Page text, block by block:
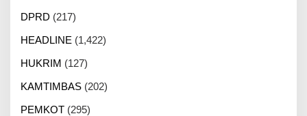
DPRD (217)
HEADLINE (1,422)
HUKRIM (127)
KAMTIMBAS (202)
PEMKOT (295)